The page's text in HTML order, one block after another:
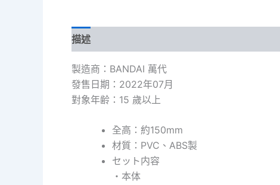
描述
製造商：BANDAI 萬代
發售日期：2022年07月
對象年齢：15 歲以上
全高：約150mm
材質：PVC、ABS製
セット内容
・本体